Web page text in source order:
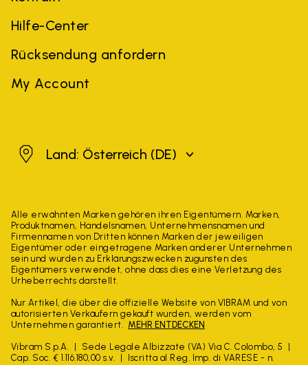
Hilfe-Center
Rücksendung anfordern
My Account
Österreich
Land: Österreich (DE)
Alle erwähnten Marken gehören ihren Eigentümern. Marken,
Produktnamen, Handelsnamen, Unternehmensnamen und
Firmennamen von Dritten können Marken der jeweiligen
Eigentümer oder eingetragene Marken anderer Unternehmen
sein und wurden zu Erklärungszwecken zugunsten des
Eigentümers verwendet, ohne dass dies eine Verletzung des
Urheberrechts darstellt.
Nur Artikel, die über die offizielle Website von VIBRAM und von
autorisierten Verkäufern gekauft wurden, werden vom
Unternehmen garantiert. MEHR ENTDECKEN
Vibram S.p.A.
Sede Legale Albizzate (VA) Via C. Colombo, 5
Cap. Soc. € 1.116.180,00 s.v.
Iscritta al Reg. Imp. di VARESE - n.